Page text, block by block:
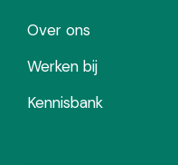
Over ons
Werken bij
Kennisbank